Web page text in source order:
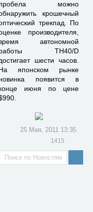
можно
крошечный
трекпад. По
производителя,
автономной
TH40/D
шести часов.
японском рынке
появится в
июня по цене
25 Мая, 2011 13:35
1415